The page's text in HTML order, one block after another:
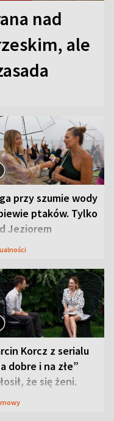
nad
ale
przy szumie wody
ptaków. Tylko
Jeziorem
Korcz z serialu
dobre i na złe”
że się żeni.
co zmienił